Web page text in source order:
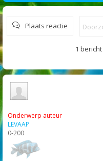
Plaats reactie
1 bericht
Onderwerp auteur
LEVAAP
0-200